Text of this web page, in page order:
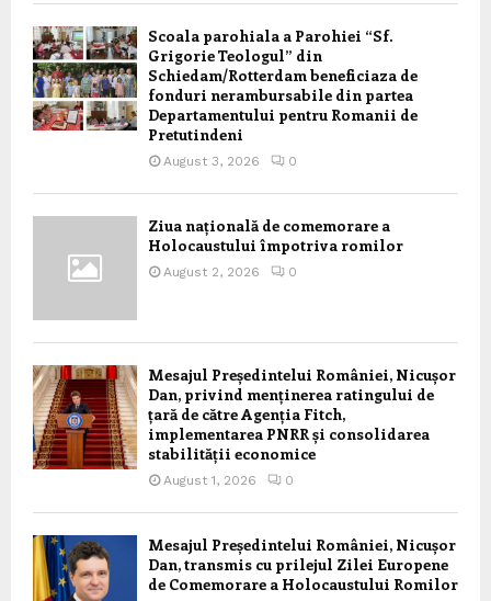
Scoala parohiala a Parohiei “Sf.
Grigorie Teologul” din
Schiedam/Rotterdam beneficiaza de
fonduri nerambursabile din partea
Departamentului pentru Romanii de
Pretutindeni
August 3, 2026 0
Ziua națională de comemorare a
Holocaustului împotriva romilor
August 2, 2026 0
Mesajul Președintelui României, Nicușor
Dan, privind menținerea ratingului de
țară de către Agenția Fitch,
implementarea PNRR și consolidarea
stabilității economice
August 1, 2026 0
Mesajul Președintelui României, Nicușor
Dan, transmis cu prilejul Zilei Europene
de Comemorare a Holocaustului Romilor